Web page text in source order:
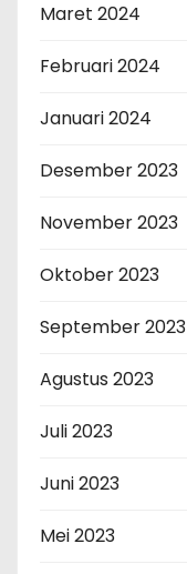
Maret 2024
Februari 2024
Januari 2024
Desember 2023
November 2023
Oktober 2023
September 2023
Agustus 2023
Juli 2023
Juni 2023
Mei 2023